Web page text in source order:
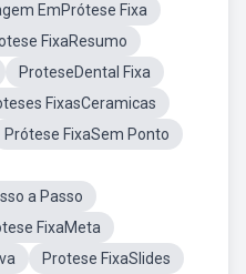
EmPrótese Fixa
FixaResumo
ProteseDental Fixa
FixasCeramicas
Prótese FixaSem Ponto
a Passo
FixaMeta
Protese FixaSlides